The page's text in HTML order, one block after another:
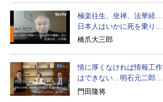
極楽往生、坐禅、法華経…
日本人はいかに死を乗り越
えるか
橋爪大三郎
情に厚くなければ情報工作
はできない…明石元二郎の
対露工作の教訓
門田隆将